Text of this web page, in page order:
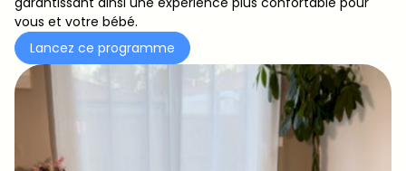
vous et votre bébé.
Lancez ce programme